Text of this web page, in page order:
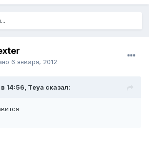
6 января, 2012
14:56, Teya сказал: